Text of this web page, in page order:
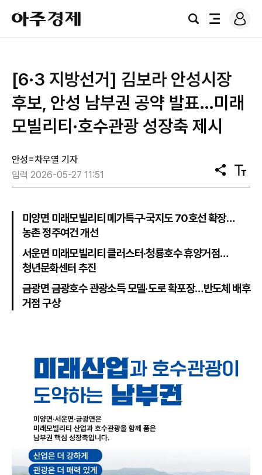
아
주
경
검
전
로
그
[6·3 지방선거] 김보라 안성시장
후보, 안성 남부권 공약 발표…미래
모빌리티·호수관광 성장축 제시
안성=차우열 기자
입력 2026-05-27 11:51
공
유
텍
스
미양면 미래모빌리티 메가특구·국지도 70호선 확장…
농촌 정주여건 개선
서운면 미래모빌리티 클러스터·청룡호수 휴양거점…
청년문화센터 추진
금광면 금광호수 관광소득 모델·도로 확포장…반도체 배후
거점 구상